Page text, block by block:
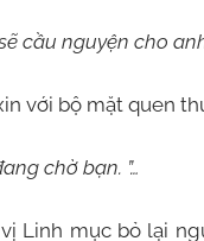
cầu nguyện cho
bộ mặt quen
chờ bạn. ”…
mục bỏ lại